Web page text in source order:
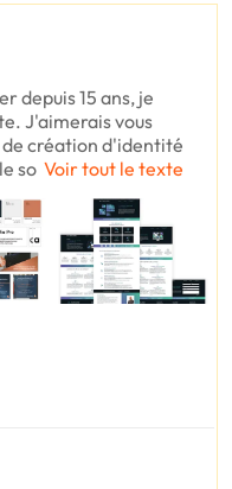
depuis 15 ans, je
J'aimerais vous
création d'identité
so Voir tout le texte